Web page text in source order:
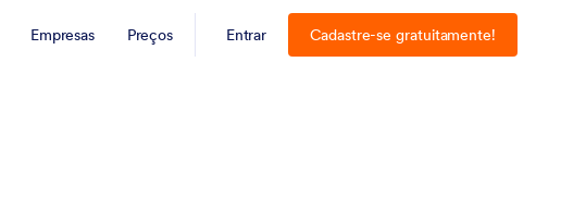
Empresas Preços Entrar Cadastre-se gratuitamente!